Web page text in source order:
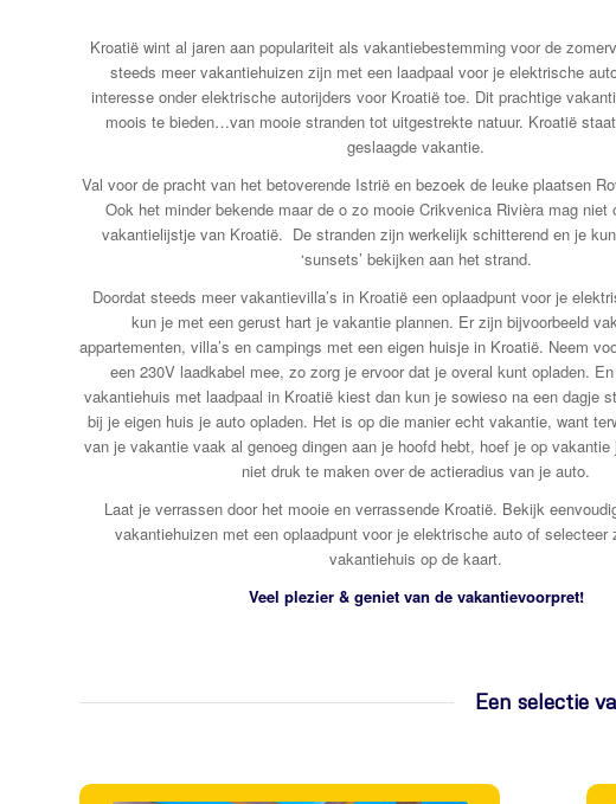
Kroatië wint al jaren aan populariteit als vakantiebestemming voor de
steeds meer vakantiehuizen zijn met een laadpaal voor je elektrische
interesse onder elektrische autorijders voor Kroatië toe. Dit prachtige
moois te bieden…van mooie stranden tot uitgestrekte natuur. Kroatië
geslaagde vakantie.
Val voor de pracht van het betoverende Istrië en bezoek de leuke plaatsen
Ook het minder bekende maar de o zo mooie Crikvenica Rivièra mag niet
vakantielijstje van Kroatië. De stranden zijn werkelijk schitterend en je
‘sunsets’ bekijken aan het strand.
Doordat steeds meer vakantievilla’s in Kroatië een oplaadpunt voor je
kun je met een gerust hart je vakantie plannen. Er zijn bijvoorbeeld
appartementen, villa’s en campings met een eigen huisje in Kroatië. Neem
een 230V laadkabel mee, zo zorg je ervoor dat je overal kunt opladen.
vakantiehuis met laadpaal in Kroatië kiest dan kun je sowieso na een dagje
bij je eigen huis je auto opladen. Het is op die manier echt vakantie, want
van je vakantie vaak al genoeg dingen aan je hoofd hebt, hoef je op
niet druk te maken over de actieradius van je auto.
Laat je verrassen door het mooie en verrassende Kroatië. Bekijk
vakantiehuizen met een oplaadpunt voor je elektrische auto of selecteer
vakantiehuis op de kaart.
Veel plezier & geniet van de vakantievoorpret!
Een selectie